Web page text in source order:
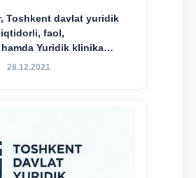
Toshkent davlat yuridik
faol,
Yuridik klinika
bilim va ko‘nikmalarini
28.12.2021